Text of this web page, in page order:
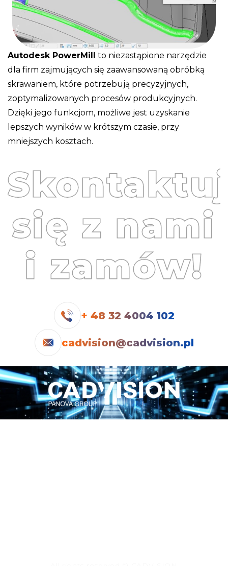
Autodesk PowerMill to niezastąpione narzędzie
dla firm zajmujących się zaawansowaną obróbką
skrawaniem, które potrzebują precyzyjnych,
zoptymalizowanych procesów produkcyjnych.
Dzięki jego funkcjom, możliwe jest uzyskanie
lepszych wyników w krótszym czasie, przy
mniejszych kosztach.
się z nami
i zamów!
+ 48 32 4004 102
cadvision@cadvision.pl